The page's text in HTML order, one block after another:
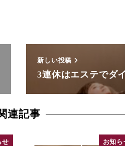
新しい投稿
3連休はエステでダ
連記事
せ お知ら